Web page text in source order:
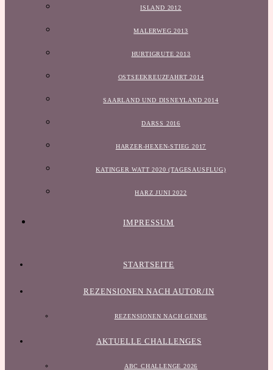
ISLAND 2012
MALERWEG 2013
HURTIGRUTE 2013
OSTSEEKREUZFAHRT 2014
SAARLAND UND DISNEYLAND 2014
DARSS 2016
HARZER-HEXEN-STIEG 2017
KATINGER WATT 2020 (TAGESAUSFLUG)
HARZ JUNI 2022
IMPRESSUM
STARTSEITE
REZENSIONEN NACH AUTOR/IN
REZENSIONEN NACH GENRE
AKTUELLE CHALLENGES
ABC CHALLENGE 2026